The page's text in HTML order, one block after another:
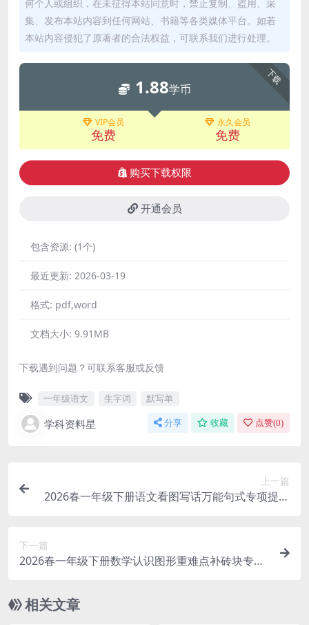
何个人或组织，在未征得本站同意时，禁止复制、盗用、采
集、发布本站内容到任何网站、书籍等各类媒体平台。如若
本站内容侵犯了原著者的合法权益，可联系我们进行处理。
下载
1.88学币
VIP会员
免费
永久会员
免费
购买下载权限
开通会员
包含资源: (1个)
最近更新: 2026-03-19
格式: pdf,word
文档大小: 9.91MB
下载遇到问题？可联系客服或反馈
一年级语文 生字词 默写单
学科资料星 分享 收藏 点赞(0)
上一篇
2026春一年级下册语文看图写话万能句式专项提分
下一篇
2026春一年级下册数学认识图形重难点补砖块专项
相关文章